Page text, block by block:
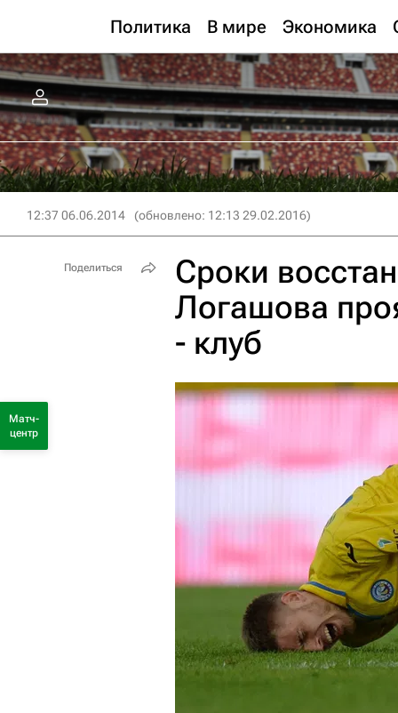
Политика В мире Экономика
12:37 06.06.2014 (обновлено: 12:13 29.02.2016)
Сроки
Логашова
- клуб
Поделиться
Матч-
центр